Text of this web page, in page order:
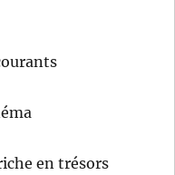
en trésors